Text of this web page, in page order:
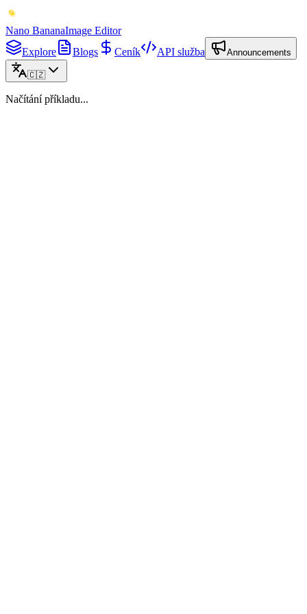
Nano BananaImage Editor
Explore
Blogs Ceník API služba Announcements
🇨🇿
Načítání příkladu...